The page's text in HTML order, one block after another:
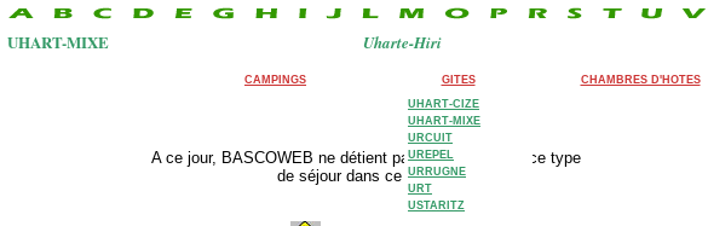
UHART-CIZE
UHART-MIXE
URCUIT
UREPEL
URRUGNE
URT
USTARITZ
UHART-MIXE Uharte-Hiri
CAMPINGS GITES CHAMBRES D'HOTES
A ce jour, BASCOWEB ne détient pas d'adresse pour ce type
de séjour dans ce village.